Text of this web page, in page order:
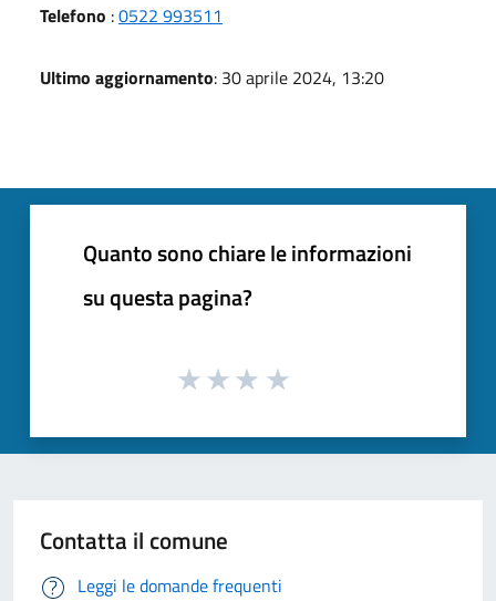
Telefono :0522 993511
Ultimo aggiornamento: 30 aprile 2024, 13:20
Quanto sono chiare le informazioni
su questa pagina?
Contatta il comune
Leggi le domande frequenti